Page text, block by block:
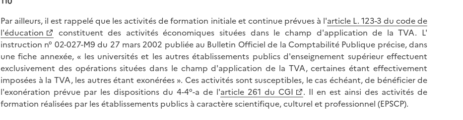
Par ailleurs, il est rappelé que les activités de formation initiale et continue prévues à l'article L. 123-3 du code de
l'éducation
constituent des activités économiques situées dans le champ d'application de la TVA. L'
instruction n° 02-027-M9 du 27 mars 2002 publiée au Bulletin Officiel de la Comptabilité Publique précise, dans
une fiche annexée, « les universités et les autres établissements publics d'enseignement supérieur effectuent
exclusivement des opérations situées dans le champ d'application de la TVA, certaines étant effectivement
imposées à la TVA, les autres étant exonérées ». Ces activités sont susceptibles, le cas échéant, de bénéficier de
l'exonération prévue par les dispositions du 4-4°-a de l'article 261 du CGI
. Il en est ainsi des activités de
formation réalisées par les établissements publics à caractère scientifique, culturel et professionnel (EPSCP).